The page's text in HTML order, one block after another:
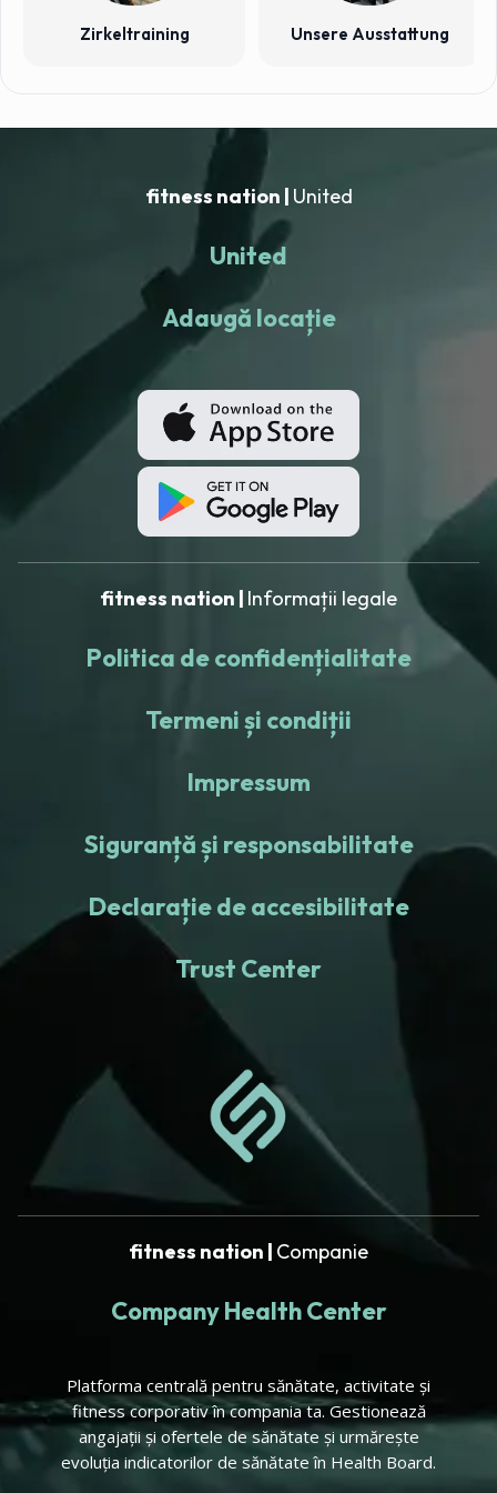
Zirkeltraining Unsere Ausstattung
fitness nation | United
United
Adaugă locație
fitness nation | Informații legale
Politica de confidențialitate
Termeni și condiții
Impressum
Siguranță și responsabilitate
Declarație de accesibilitate
Trust Center
fitness nation | Companie
Company Health Center
Platforma centrală pentru sănătate, activitate și
fitness corporativ în compania ta. Gestionează
angajații și ofertele de sănătate și urmărește
evoluția indicatorilor de sănătate în Health Board.